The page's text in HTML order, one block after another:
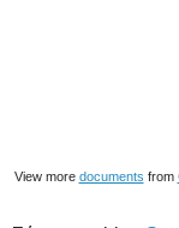
View more documents from